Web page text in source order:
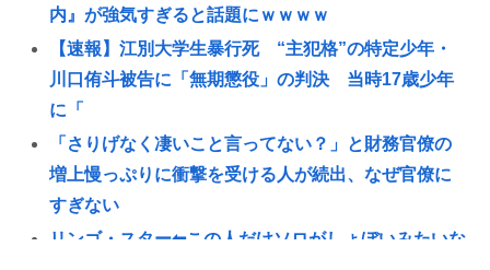
内』が強気すぎると話題にｗｗｗｗ
【速報】江別大学生暴行死 “主犯格”の特定少年・
川口侑斗被告に「無期懲役」の判決 当時17歳少年
に「
「さりげなく凄いこと言ってない？」と財務官僚の
増上慢っぷりに衝撃を受ける人が続出、なぜ官僚に
すぎない
リンゴ・スター⬅︎この人だけソロがしょぼいみたいな